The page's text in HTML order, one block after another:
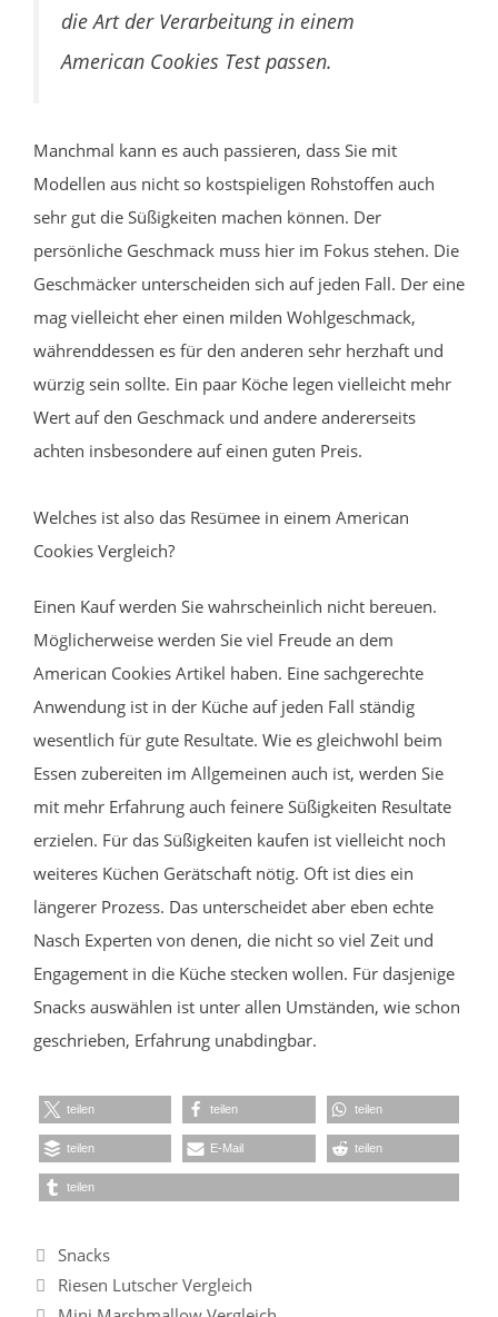
die Art der Verarbeitung in einem
American Cookies Test passen.
Manchmal kann es auch passieren, dass Sie mit
Modellen aus nicht so kostspieligen Rohstoffen auch
sehr gut die Süßigkeiten machen können. Der
persönliche Geschmack muss hier im Fokus stehen. Die
Geschmäcker unterscheiden sich auf jeden Fall. Der eine
mag vielleicht eher einen milden Wohlgeschmack,
währenddessen es für den anderen sehr herzhaft und
würzig sein sollte. Ein paar Köche legen vielleicht mehr
Wert auf den Geschmack und andere andererseits
achten insbesondere auf einen guten Preis.
Welches ist also das Resümee in einem American
Cookies Vergleich?
Einen Kauf werden Sie wahrscheinlich nicht bereuen.
Möglicherweise werden Sie viel Freude an dem
American Cookies Artikel haben. Eine sachgerechte
Anwendung ist in der Küche auf jeden Fall ständig
wesentlich für gute Resultate. Wie es gleichwohl beim
Essen zubereiten im Allgemeinen auch ist, werden Sie
mit mehr Erfahrung auch feinere Süßigkeiten Resultate
erzielen. Für das Süßigkeiten kaufen ist vielleicht noch
weiteres Küchen Gerätschaft nötig. Oft ist dies ein
längerer Prozess. Das unterscheidet aber eben echte
Nasch Experten von denen, die nicht so viel Zeit und
Engagement in die Küche stecken wollen. Für dasjenige
Snacks auswählen ist unter allen Umständen, wie schon
geschrieben, Erfahrung unabdingbar.
teilen teilen teilen
teilen E-Mail teilen
teilen
Kategorien
Snacks
Riesen Lutscher Vergleich